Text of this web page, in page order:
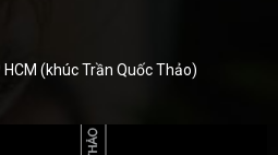
(khúc Trần Quốc Thảo)